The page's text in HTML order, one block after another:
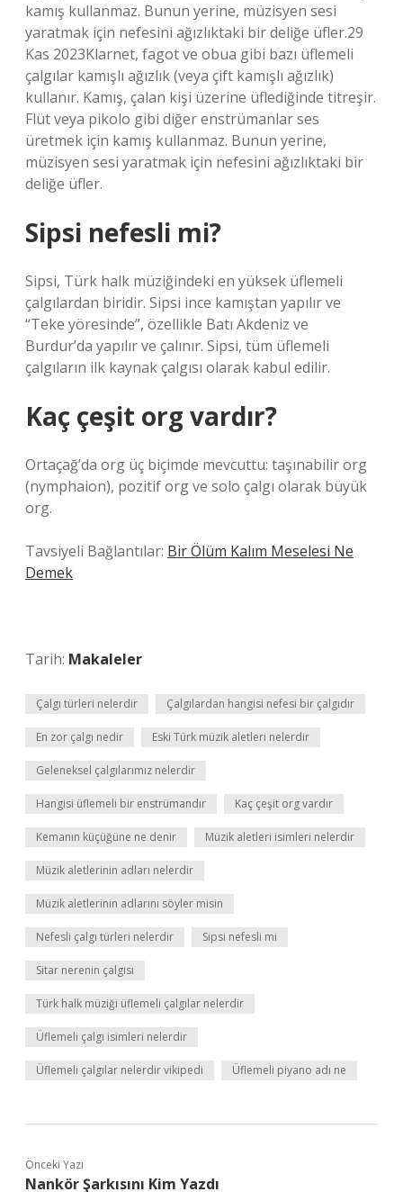
kamış kullanmaz. Bunun yerine, müzisyen sesi
yaratmak için nefesini ağızlıktaki bir deliğe üfler.29
Kas 2023Klarnet, fagot ve obua gibi bazı üflemeli
çalgılar kamışlı ağızlık (veya çift kamışlı ağızlık)
kullanır. Kamış, çalan kişi üzerine üflediğinde titreşir.
Flüt veya pikolo gibi diğer enstrümanlar ses
üretmek için kamış kullanmaz. Bunun yerine,
müzisyen sesi yaratmak için nefesini ağızlıktaki bir
deliğe üfler.
Sipsi nefesli mi?
Sipsi, Türk halk müziğindeki en yüksek üflemeli
çalgılardan biridir. Sipsi ince kamıştan yapılır ve
“Teke yöresinde”, özellikle Batı Akdeniz ve
Burdur’da yapılır ve çalınır. Sipsi, tüm üflemeli
çalgıların ilk kaynak çalgısı olarak kabul edilir.
Kaç çeşit org vardır?
Ortaçağ’da org üç biçimde mevcuttu: taşınabilir org
(nymphaion), pozitif org ve solo çalgı olarak büyük
org.
Tavsiyeli Bağlantılar: Bir Ölüm Kalım Meselesi Ne
Demek
Tarih: Makaleler
Çalgı türleri nelerdir Çalgılardan hangisi nefesi bir çalgıdır
En zor çalgı nedir Eski Türk müzik aletleri nelerdir
Geleneksel çalgılarımız nelerdir
Hangisi üflemeli bir enstrümandır Kaç çeşit org vardır
Kemanın küçüğüne ne denir Müzik aletleri isimleri nelerdir
Müzik aletlerinin adları nelerdir
Müzik aletlerinin adlarını söyler misin
Nefesli çalgı türleri nelerdir Sipsi nefesli mi
Sitar nerenin çalgısı
Türk halk müziği üflemeli çalgılar nelerdir
Üflemeli çalgı isimleri nelerdir
Üflemeli çalgılar nelerdir vikipedi Üflemeli piyano adı ne
Önceki Yazı
Nankör Şarkısını Kim Yazdı